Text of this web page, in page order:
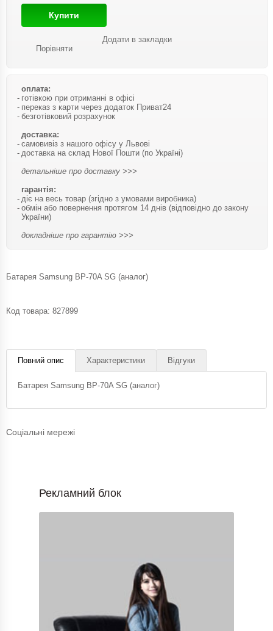
Купити
Порівняти
Додати в закладки
оплата:
готівкою при отриманні в офісі
переказ з карти через додаток Приват24
безготівковий розрахунок
доставка:
самовивіз з нашого офісу у Львові
доставка на склад Нової Пошти (по Україні)
детальніше про доставку >>>
гарантія:
діє на весь товар (згідно з умовами виробника)
обмін або повернення протягом 14 днів (відповідно до закону
України)
докладніше про гарантію >>>
Батарея Samsung BP-70A SG (аналог)
Код товара: 827899
Повний опис Характеристики Відгуки
Батарея Samsung BP-70A SG (аналог)
Соціальні мережі
Рекламний блок